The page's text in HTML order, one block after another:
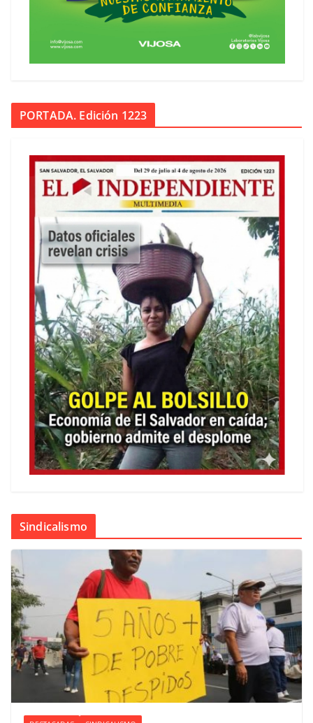
PORTADA. Edición 1223
Sindicalismo